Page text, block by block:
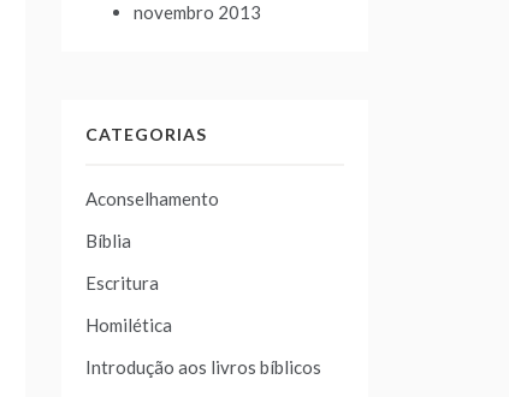
novembro 2013
CATEGORIAS
Aconselhamento
Bíblia
Escritura
Homilética
Introdução aos livros bíblicos